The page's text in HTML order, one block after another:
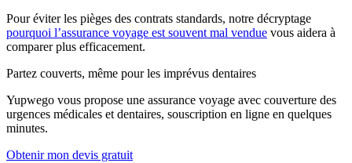
Pour éviter les pièges des contrats standards, notre décryptage
pourquoi l’assurance voyage est souvent mal vendue vous aidera à
comparer plus efficacement.
Partez couverts, même pour les imprévus dentaires
Yupwego vous propose une assurance voyage avec couverture des
urgences médicales et dentaires, souscription en ligne en quelques
minutes.
Obtenir mon devis gratuit